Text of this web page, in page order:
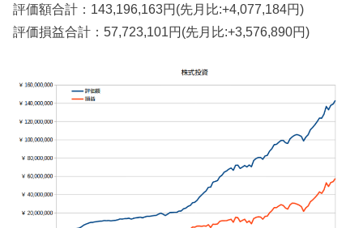
評価額合計：143,196,163円(先月比:+4,077,184円)
評価損益合計：57,723,101円(先月比:+3,576,890円)